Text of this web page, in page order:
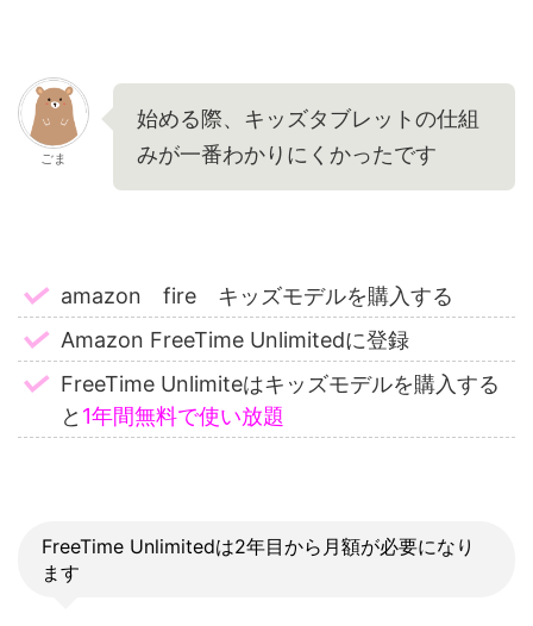
ごま
始める際、キッズタブレットの仕組
みが一番わかりにくかったです
amazon fire キッズモデルを購入する
Amazon FreeTime Unlimitedに登録
FreeTime Unlimiteはキッズモデルを購入する
と 1年間無料で使い放題
FreeTime Unlimitedは2年目から月額が必要になり
ます